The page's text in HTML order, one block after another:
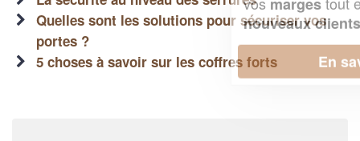
Quelles sont les solutions pour sécuriser vos
portes ?
5 choses à savoir sur les coffres forts
nouveaux clients!
En savoir plus